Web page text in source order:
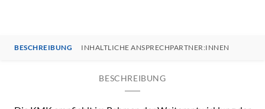
BESCHREIBUNG INHALTLICHE ANSPRECHPARTNER:INNEN
BESCHREIBUNG